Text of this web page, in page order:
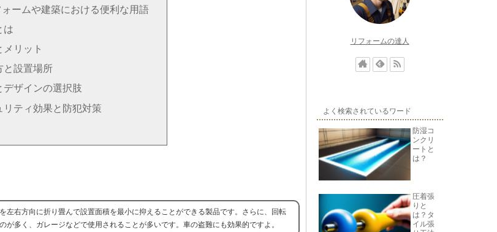
ームや建築における便利な用語
は
リット
と設置場所
デザインの選択肢
リティ効果と防犯対策
左右方向に折り畳んで設置面積を最小に抑えることができる製品です。さらに、回転
多く、ガレージなどで使用されることが多いです。車の盗難にも効果的ですよ。
リフォームの達人
よく検索されているワード
防湿コ
ンクリ
ートと
は？
圧着張
りと
は？タ
イル張